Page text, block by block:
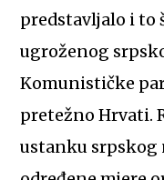
predstavljalo i to
ugroženog
Komunističke
pretežno Hrvati.
ustanku srpskog